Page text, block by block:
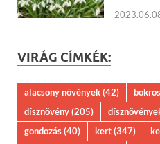
VIRÁG CÍMKÉK:
alacsony növények(42)
dísznövény(205)
gondozás(40) kert(347)